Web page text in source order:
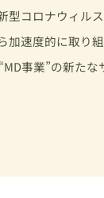
型コロナウィル
加速度的に取り
事業”の新た